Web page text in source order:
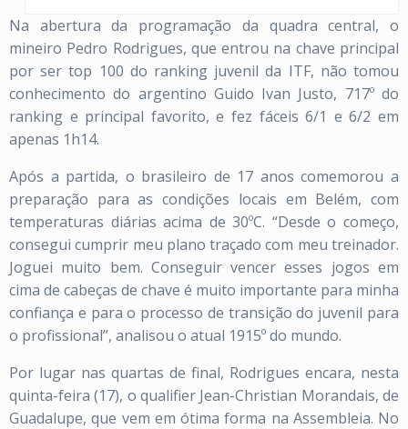
Na abertura da programação da quadra central, o
mineiro Pedro Rodrigues, que entrou na chave principal
por ser top 100 do ranking juvenil da ITF, não tomou
conhecimento do argentino Guido Ivan Justo, 717º do
ranking e principal favorito, e fez fáceis 6/1 e 6/2 em
apenas 1h14.
Após a partida, o brasileiro de 17 anos comemorou a
preparação para as condições locais em Belém, com
temperaturas diárias acima de 30ºC. “Desde o começo,
consegui cumprir meu plano traçado com meu treinador.
Joguei muito bem. Conseguir vencer esses jogos em
cima de cabeças de chave é muito importante para minha
confiança e para o processo de transição do juvenil para
o profissional”, analisou o atual 1915º do mundo.
Por lugar nas quartas de final, Rodrigues encara, nesta
quinta-feira (17), o qualifier Jean-Christian Morandais, de
Guadalupe, que vem em ótima forma na Assembleia. No